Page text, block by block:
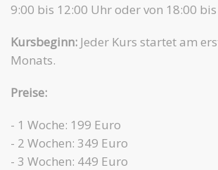
9:00 bis 12:00 Uhr oder von 18:00
Kursbeginn: Jeder Kurs startet am
Monats.
Preise:
- 1 Woche: 199 Euro
- 2 Wochen: 349 Euro
- 3 Wochen: 449 Euro